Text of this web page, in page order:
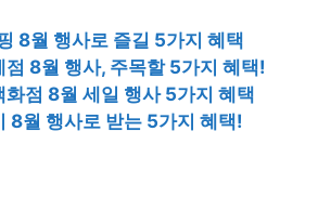
8월 행사로 즐길 5가지 혜택
점 8월 행사, 주목할 5가지 혜택!
화점 8월 세일 행사 5가지 혜택
8월 행사로 받는 5가지 혜택!